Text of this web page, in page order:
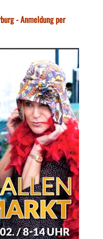
- Anmeldung per